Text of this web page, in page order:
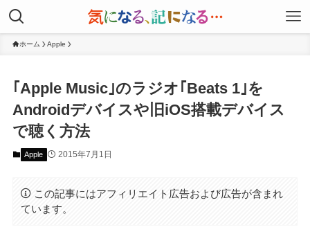
ホーム Apple
｢Apple Music｣のラジオ｢Beats 1｣を
Androidデバイスや旧iOS搭載デバイス
で聴く方法
Apple 2015年7月1日
この記事にはアフィリエイト広告および広告が含まれ
ています。